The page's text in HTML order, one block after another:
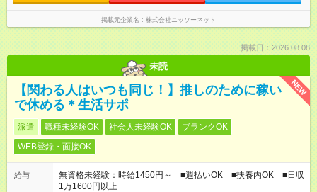
掲載元企業名 株式会社ニッソーネット
掲載日：2026.08.08
未読
NEW
【関わる人はいつも同じ！】推しのために稼い
で休める＊生活サポ
派遣 職種未経験OK 社会人未経験OK
ブランクOK
WEB登録・面接OK
給与
無資格未経験：時給1450円～ ■週払いOK ■扶養内OK ■日収
1万1600円以上